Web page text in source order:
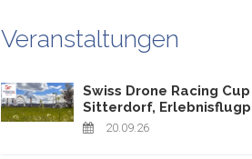
Veranstaltungen
Swiss Drone Racing Cup
Sitterdorf,
20.09.26